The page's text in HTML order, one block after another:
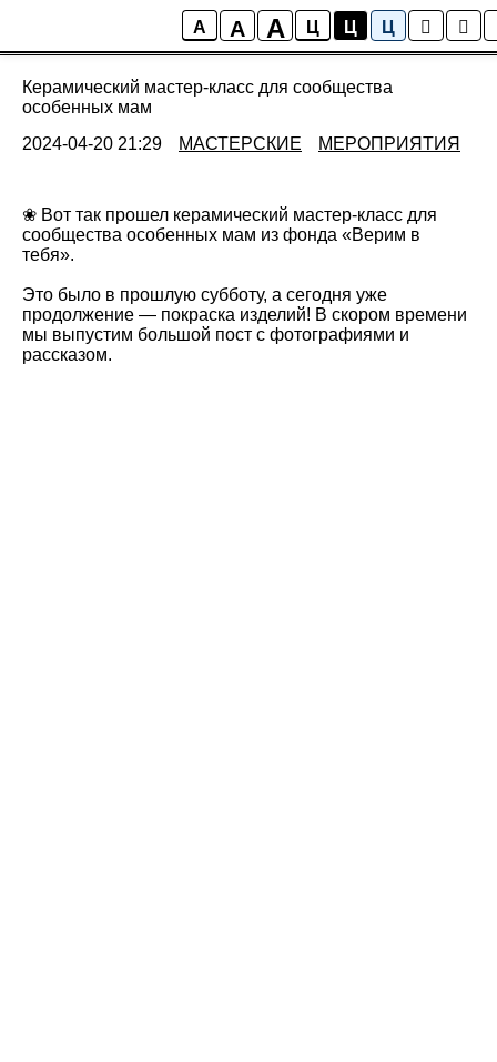
A A A Ц Ц Ц
Новости ТОК
Керамический мастер-класс для сообщества
особенных мам
2024-04-20 21:29
МАСТЕРСКИЕ МЕРОПРИЯТИЯ
❀ Вот так прошел керамический мастер-класс для
сообщества особенных мам из фонда «Верим в
тебя».
Это было в прошлую субботу, а сегодня уже
продолжение — покраска изделий! В скором времени
мы выпустим большой пост с фотографиями и
рассказом.